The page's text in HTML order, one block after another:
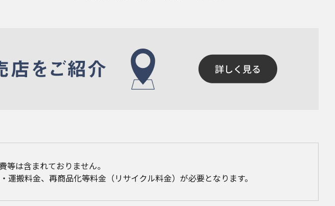
は含まれておりません。
搬料金、再商品化等料金（リサイクル料金）が必要となります。